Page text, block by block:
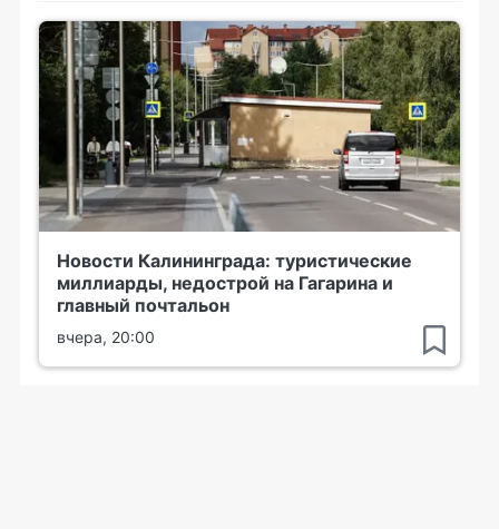
Новости Калининграда: туристические
миллиарды, недострой на Гагарина и
главный почтальон
вчера, 20:00